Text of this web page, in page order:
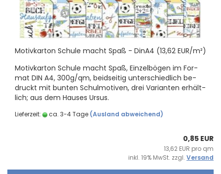
Mo­tiv­kar­ton Schu­le macht Spaß - DinA4 (13,62 EUR/m²)
Mo­tiv­kar­ton Schu­le macht Spaß, Ein­zel­bö­gen im For­
mat DIN A4, 300g/qm, beid­sei­tig un­ter­schied­lich be­
druckt mit bun­ten Schul­mo­ti­ven, drei Va­ri­an­ten er­hält­
lich; aus dem Hau­ses Ursus.
Lieferzeit: ca. 3-4 Tage (Ausland abweichend)
0,85 EUR
13,62 EUR pro qm
inkl. 19% MwSt. zzgl. Versand